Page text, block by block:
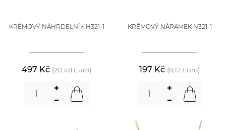
KRÉMOVÝ NÁHRDELNÍK H321-1
497 Kč (20,48 Euro)
KRÉMOVÝ NÁRAMEK N321-1
197 Kč (8,12 Euro)